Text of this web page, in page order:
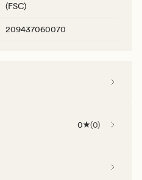
(FSC)
209437060070
0 (0)